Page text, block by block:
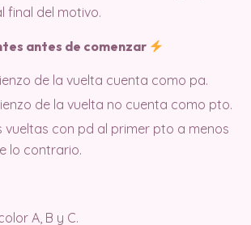
final del motivo.
antes de comenzar
de la vuelta cuenta como pa.
de la vuelta no cuenta como pto.
vueltas con pd al primer pto a menos
lo contrario.
A, B y C.